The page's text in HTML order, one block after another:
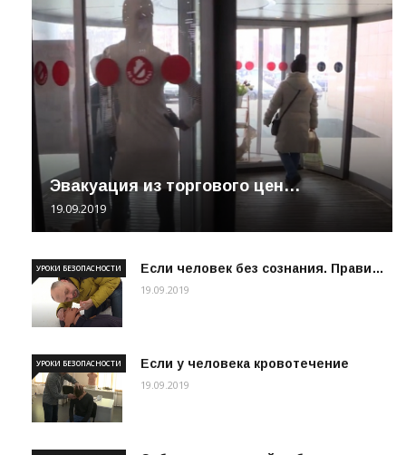
Эвакуация из торгового цен…
19.09.2019
Если человек без сознания. Прави…
УРОКИ БЕЗОПАСНОСТИ
19.09.2019
Если у человека кровотечение
УРОКИ БЕЗОПАСНОСТИ
19.09.2019